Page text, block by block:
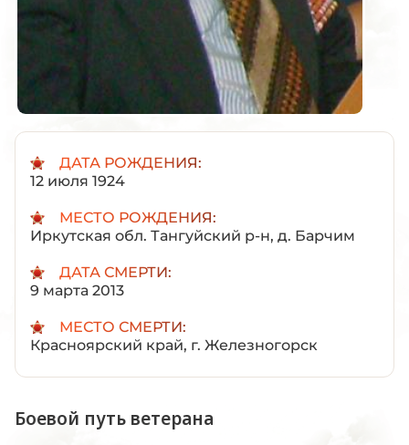
ДАТА РОЖДЕНИЯ:
12 июля 1924
МЕСТО РОЖДЕНИЯ:
Иркутская обл. Тангуйский р-н, д. Барчим
ДАТА СМЕРТИ:
9 марта 2013
МЕСТО СМЕРТИ:
Красноярский край, г. Железногорск
Боевой путь ветерана